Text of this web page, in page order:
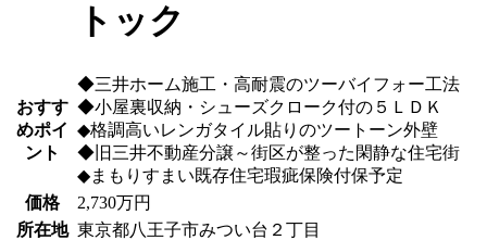
トック
おすす
めポイ
ント
◆三井ホーム施工・高耐震のツーバイフォー工法
◆小屋裏収納・シューズクローク付の５ＬＤＫ
◆格調高いレンガタイル貼りのツートーン外壁
◆旧三井不動産分譲～街区が整った閑静な住宅街
◆まもりすまい既存住宅瑕疵保険付保予定
価格
2,730万円
所在地 東京都八王子市みつい台２丁目